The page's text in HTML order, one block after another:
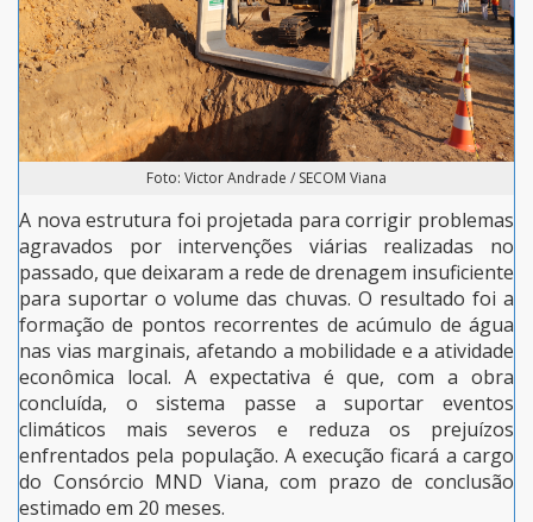
Foto: Victor Andrade / SECOM Viana
A nova estrutura foi projetada para corrigir problemas
agravados por intervenções viárias realizadas no
passado, que deixaram a rede de drenagem insuficiente
para suportar o volume das chuvas. O resultado foi a
formação de pontos recorrentes de acúmulo de água
nas vias marginais, afetando a mobilidade e a atividade
econômica local. A expectativa é que, com a obra
concluída, o sistema passe a suportar eventos
climáticos mais severos e reduza os prejuízos
enfrentados pela população. A execução ficará a cargo
do Consórcio MND Viana, com prazo de conclusão
estimado em 20 meses.